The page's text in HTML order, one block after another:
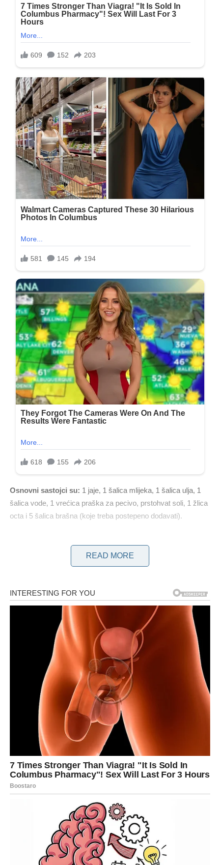
Osnovni sastojci su: 1 jaje, 1 šalica mlijeka, 1 šalica ulja, 1
šalica vode, 1 vrećica praška za pecivo, prstohvat soli, 1 žlica
octa i 5 šalica brašna (koje treba postepeno dodavati).
3,5 šalice vode i 1 žlica soka od limuna.
pomiješanih sa 1 šalicom ulja.
Priprema:Nakon što je tijesto umiješeno, oblikujte 12 do 13
loptica. Zatim ostavite tijesto da se malo digne i složite kuglice
jednu na drugu, pazeći da između svakog sloja stavite
rastezljivu foliju. Nakon toga, počevši od prve lopte tijesta,
razvaljajte je i pripremite prema metodi prikazanoj u videu.
READ MORE